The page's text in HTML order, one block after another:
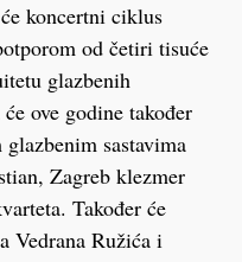
koncertni ciklus
od četiri tisuće
glazbenih
ove godine također
sastavima
Zagreb klezmer
Također će
Vedrana Ružića i